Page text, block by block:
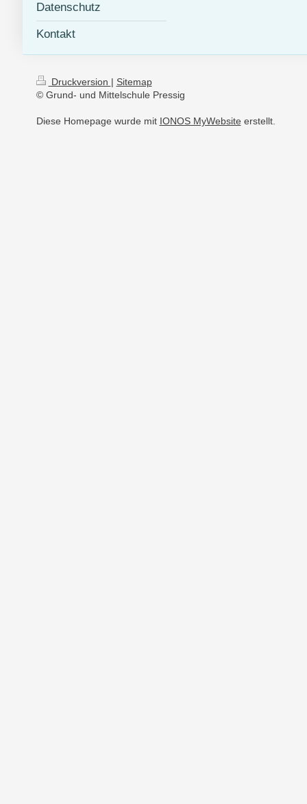
Datenschutz
Kontakt
Druckversion | Sitemap
© Grund- und Mittelschule Pressig
Diese Homepage wurde mit IONOS MyWebsite erstellt.